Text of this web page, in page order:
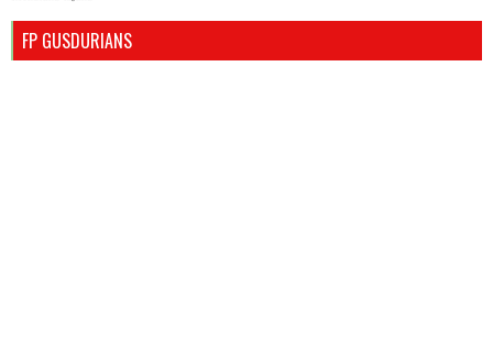
FP GUSDURIANS